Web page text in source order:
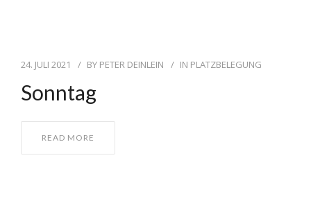
24. JULI 2021 BY PETER DEINLEIN IN PLATZBELEGUNG
Sonntag
READ MORE